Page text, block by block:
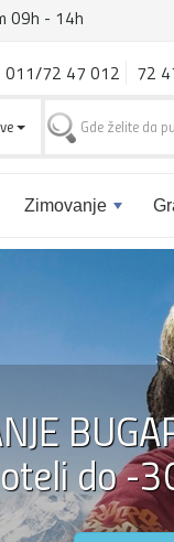
09h - 14h
Zimovanje
011/72 47 012 72
do -